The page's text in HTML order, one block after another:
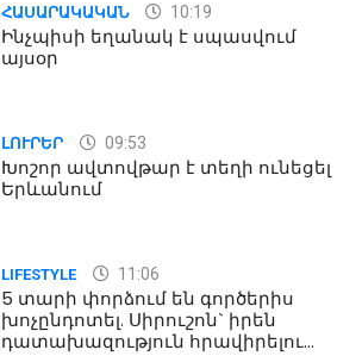
ՀԱՍԱՐԱԿԱԿԱՆ 10:19
Ինչպիսի եղանակ է սպասվում
այսօր
ԼՈՒՐԵՐ 09:53
Խոշոր ավտովթար է տեղի ունեցել
Երևանում
LIFESTYLE 11:06
5 տարի փորձում են գործերիս
խոչընդոտել. Սիրուշոն` իրեն
դատախազություն հրավիրելու